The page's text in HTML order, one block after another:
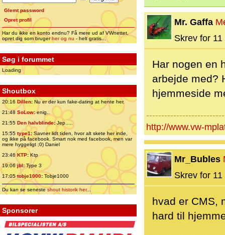
Glemt password
Opret profil
Har du ikke en konto endnu? Få mere ud af VWnettet,
opret dig som brugerher og nu - helt gratis...
Søg i forummet
Loading
Shoutbox
20:16 Dillen: Nu er der kun fake-dating at hente her.
21:48 SoLow:enig..
21:55 Den halvblinde:Jep.....
15:55 type1:Savner lidt tiden, hvor alt skete her inde,
og ikke på facebook. Smart nok med facebook, men var
mere hyggeligt ;0) Daniel
23:46 KTP:Ktp
19:06jbl:Type 3
17:05tobje1000: Tobje1000
Du kan se senesteshout historik her...
Sponsorer
Mr. Gaffa
Skrev for
Har nogen en
arbejde med?
hjemmeside
http://www.vw-
Mr_Bubles
Skrev for
hvad er CMS,
hard til